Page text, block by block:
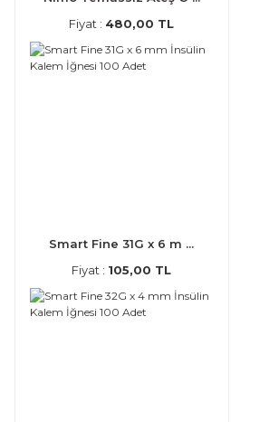
Fiyat : 480,00 TL
Smart Fine 31G x 6 m ...
Fiyat : 105,00 TL